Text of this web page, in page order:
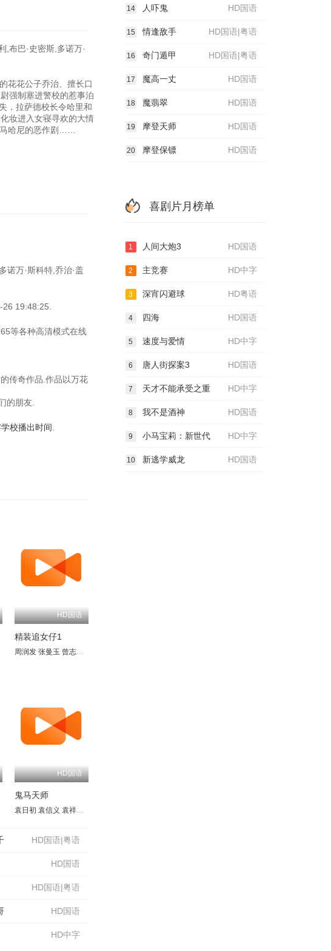
,布巴·史密斯,多诺万·
花花公子乔治、擅长口
强制塞进警校的惹事泊
，拉萨德校长令哈里和
妆进入女寝寻欢的大情
哈尼的恶作剧……
诺万·斯科特,乔治·盖
19:48:25.
等各种高清模式在线
传奇作品.作品以万花
的朋友.
校播出时间
周润发 郑丹瑞
李美凤 黄韵诗 刘嘉玲 曾志伟
HD国语
精装追女仔1
周润发 张曼玉 曾志伟
叶德娴
HD国语
鬼马天师
袁日初 袁信义 袁祥仁
HD国语|粤语
HD国语
HD国语|粤语
HD国语
HD中字
HD国语
14 人吓鬼
HD国语|粤语
15 情逢敌手
HD国语|粤语
16 奇门遁甲
HD国语
17 魔高一丈
HD国语
18 魔翡翠
HD国语
19 摩登天师
HD国语
20 摩登保镖
喜剧片月榜单
HD国语
1 人间大炮3
HD中字
2 主竞赛
HD粤语
3 深宵闪避球
HD国语
4 四海
HD中字
5 速度与爱情
HD国语
6 唐人街探案3
HD中字
7 天才不能承受之重
HD国语
8 我不是酒神
HD中字
9 小马宝莉：新世代
HD国语
10 新逃学威龙